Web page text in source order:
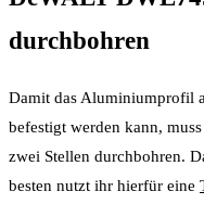
durchbohren
Damit das Aluminiumprofil
befestigt werden kann,
zwei Stellen durchbohren.
besten nutzt ihr hierfür eine